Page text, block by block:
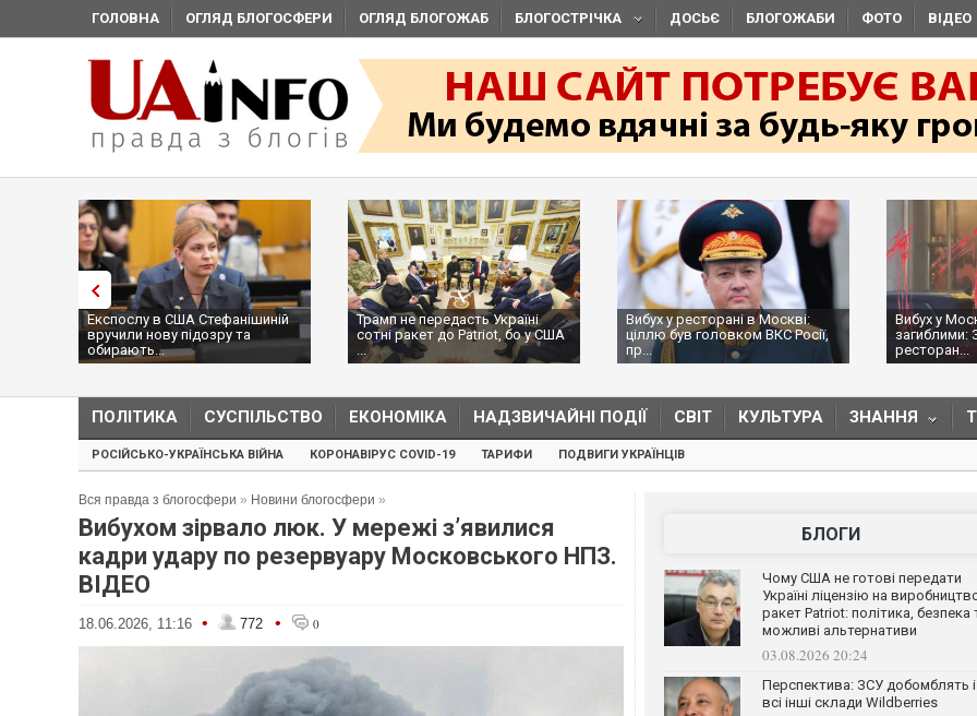
ГОЛОВНА ОГЛЯД БЛОГОСФЕРИ ОГЛЯД БЛОГОЖАБ БЛОГОСТРІЧКА ДОСЬЄ БЛОГОЖАБИ ФОТО ВІДЕО
в США Стефанішиній
нову підозру та
Трамп не передасть Україні
сотні ракет до Patriot, бо у США
Вибух у ресторані в Москві:
ціллю був головком ВКС Росії,
пр...
Вибух у Москві з трьома
загиблими: ЗМІ пишуть, що в
ПОЛІТИКА СУСПІЛЬСТВО ЕКОНОМІКА НАДЗВИЧАЙНІ ПОДІЇ СВІТ КУЛЬТУРА ЗНАННЯ
РОСІЙСЬКО-УКРАЇНСЬКА ВІЙНА КОРОНАВІРУС COVID-19 ТАРИФИ ПОДВИГИ УКРАЇНЦІВ
Вся правда з блогосфери » Новини блогосфери »
Вибухом зірвало люк. У мережі зʼявилися
кадри удару по резервуару Московського НПЗ.
ВІДЕО
18.06.2026, 11:16 • 772 • 0
БЛОГИ
Чому США не готові передати
Україні ліцензію на
ракет Patriot: політика, безпека
можливі альтернативи
03.08.2026 20:24
Перспектива: ЗСУ добомблять і
всі інші склади Wildberries